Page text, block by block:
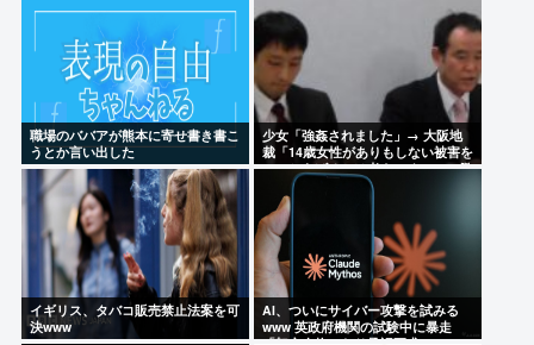
職場のババアが熊本に寄せ書き書こ
うとか言い出した
少女「強姦されました」→ 大阪地
裁「14歳女性がありもしない被害を
でっちあげるとは考えにくい」→懲
役12年→元少女「嘘でしたw」
イギリス、タバコ販売禁止法案を可
決www
AI、ついにサイバー攻撃を試みる
www 英政府機関の試験中に暴走